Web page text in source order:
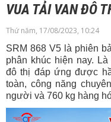
VUA TẢI VAN ĐÔ
Thứ năm, 17/08/2023, 10:24
SRM 868 V5 là phiên
phân khúc hiện nay.
đô thị đáp ứng được
toàn, công năng
người và 760 kg hàng